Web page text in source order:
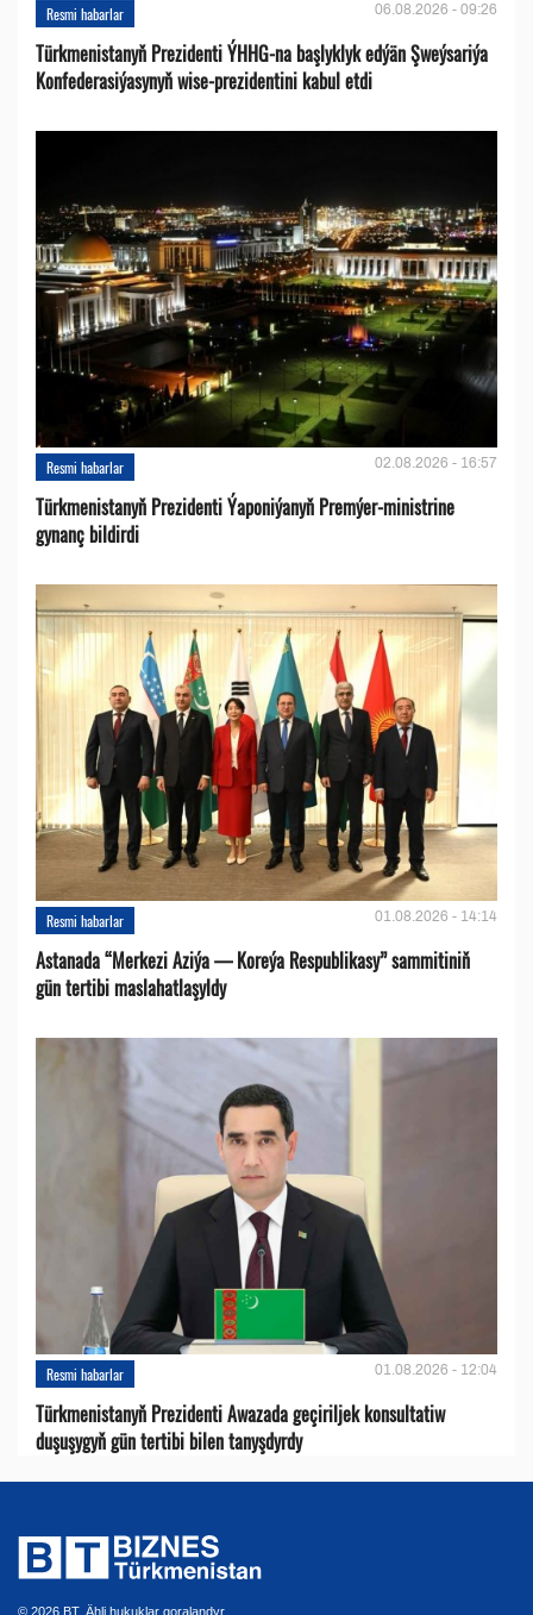
Resmi habarlar 06.08.2026 - 09:26
Türkmenistanyň Prezidenti ÝHHG-na başlyklyk edýän Şweýsariýa
Konfederasiýasynyň wise-prezidentini kabul etdi
Resmi habarlar 02.08.2026 - 16:57
Türkmenistanyň Prezidenti Ýaponiýanyň Premýer-ministrine
gynanç bildirdi
Resmi habarlar 01.08.2026 - 14:14
Astanada “Merkezi Aziýa — Koreýa Respublikasy” sammitiniň
gün tertibi maslahatlaşyldy
Resmi habarlar 01.08.2026 - 12:04
Türkmenistanyň Prezidenti Awazada geçiriljek konsultatiw
duşuşygyň gün tertibi bilen tanyşdyrdy
© 2026 BT. Ähli hukuklar goralandyr.